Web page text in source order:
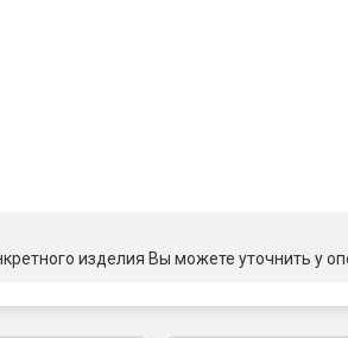
изделия Вы можете уточнить у